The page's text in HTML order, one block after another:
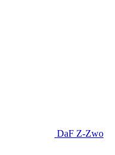
DaF Z-Zwo